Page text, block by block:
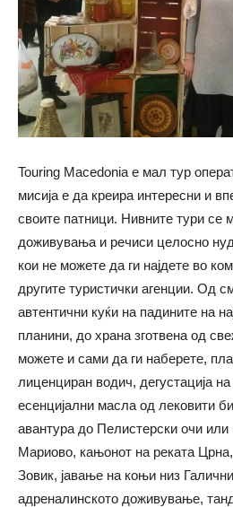
Touring Macedonia е мал тур
мисија е да креира интересни и
своите патници. Нивните тури се
доживувања и речиси целосно
кои не можете да ги најдете во
другите туристички агенции. Од
автентични куќи на падините на
планини, до храна зготвена од
можете и сами да ги наберете,
лиценциран водич, дегустација
есенцијални масла од лековити
авантура до Пелистерски очи
Мариово, кањонот на реката
Зовик, јавање на коњи низ
адреналинското доживување,